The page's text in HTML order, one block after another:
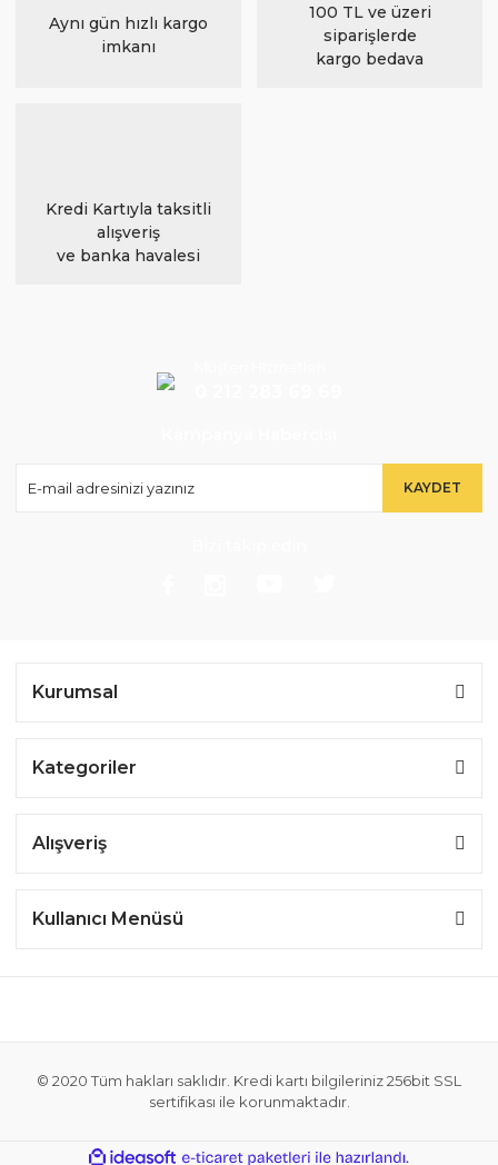
Aynı gün hızlı kargo
imkanı
100 TL ve üzeri
siparişlerde
kargo bedava
Kredi Kartıyla taksitli
alışveriş
ve banka havalesi
KAYDET
Kurumsal
Kategoriler
Alışveriş
Kullanıcı Menüsü
© 2020 Tüm hakları saklıdır. Kredi kartı bilgileriniz 256bit SSL
sertifikası ile korunmaktadır.
ideasoft e-